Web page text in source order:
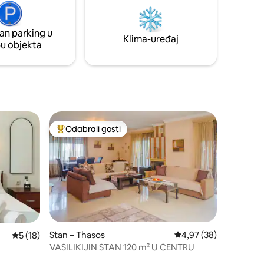
i
po
konoba. U blizini se nalazi besplatan javni
parking u
objekta
Klima-uređaj
„Odabrali gosti”
Prosječna ocjena: 5/5, recenzija: 18
5 (18)
Među najviše rangiranima s oznakom „Odabrali gosti”
Odabrali gosti
Stan – Thasos Prosječna ocjena:
4,97 (38)
VASILIKIJIN STAN 120 m² U CENTRU